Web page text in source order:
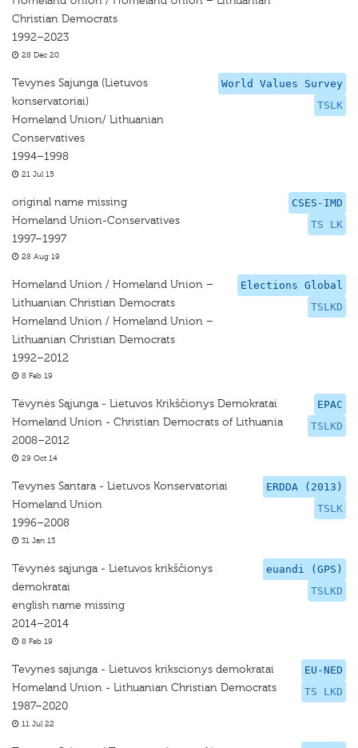
Christian Democrats
1992–2023
28 Dec 20
World Values Survey
TSLK
Tevynes Sajunga (Lietuvos
konservatoriai)
Homeland Union/ Lithuanian
Conservatives
1994–1998
21 Jul 15
CSES-IMD
TS LK
original name missing
Homeland Union-Conservatives
1997–1997
28 Aug 19
Elections Global
TSLKD
Homeland Union / Homeland Union –
Lithuanian Christian Democrats
Homeland Union / Homeland Union –
Lithuanian Christian Democrats
1992–2012
8 Feb 19
EPAC
TSLKD
Tėvynės Sąjunga - Lietuvos Krikščionys Demokratai
Homeland Union - Christian Democrats of Lithuania
2008–2012
29 Oct 14
ERDDA (2013)
TSLK
Tevynes Santara - Lietuvos Konservatoriai
Homeland Union
1996–2008
31 Jan 13
euandi (GPS)
TSLKD
Tėvynės sąjunga - Lietuvos krikščionys
demokratai
english name missing
2014–2014
8 Feb 19
EU-NED
TS LKD
Tevynes sajunga - Lietuvos krikscionys demokratai
Homeland Union - Lithuanian Christian Democrats
1987–2020
11 Jul 22